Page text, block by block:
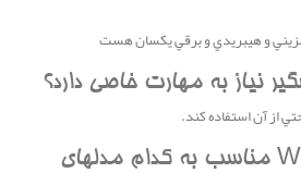
و هيبريدي و برقي يکسان هست
نياز به مهارت خاصي دارد؟
از آن استفاده کند.
اين کد رنگ WC1X مناسب به کدام مدلهاي